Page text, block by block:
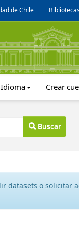
de Chile
Idioma Crear
Buscar
datasets o solicitar